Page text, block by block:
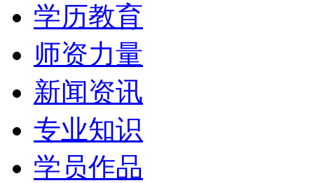
学历教育
师资力量
新闻资讯
专业知识
学员作品